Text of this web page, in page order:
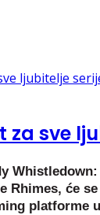
za sve
Rhimes, će
platforme